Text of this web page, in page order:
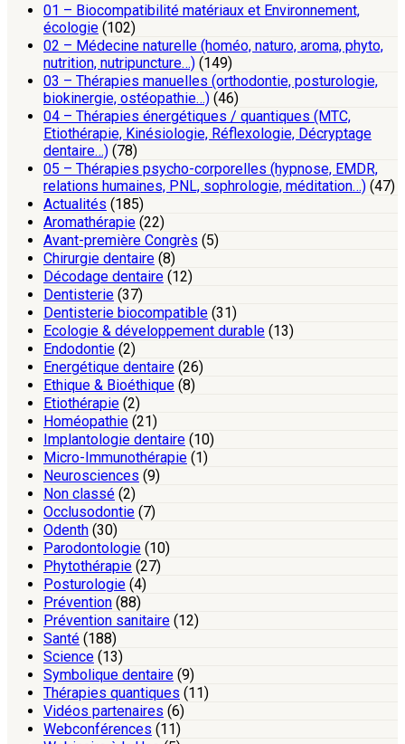
01 – Biocompatibilité matériaux et Environnement,
écologie (102)
02 – Médecine naturelle (homéo, naturo, aroma, phyto,
nutrition, nutripuncture…) (149)
03 – Thérapies manuelles (orthodontie, posturologie,
biokinergie, ostéopathie…) (46)
04 – Thérapies énergétiques / quantiques (MTC,
Etiothérapie, Kinésiologie, Réflexologie, Décryptage
dentaire…) (78)
05 – Thérapies psycho-corporelles (hypnose, EMDR,
relations humaines, PNL, sophrologie, méditation…) (47)
Actualités (185)
Aromathérapie (22)
Avant-première Congrès (5)
Chirurgie dentaire (8)
Décodage dentaire (12)
Dentisterie (37)
Dentisterie biocompatible (31)
Ecologie & développement durable (13)
Endodontie (2)
Energétique dentaire (26)
Ethique & Bioéthique (8)
Etiothérapie (2)
Homéopathie (21)
Implantologie dentaire (10)
Micro-Immunothérapie (1)
Neurosciences (9)
Non classé (2)
Occlusodontie (7)
Odenth (30)
Parodontologie (10)
Phytothérapie (27)
Posturologie (4)
Prévention (88)
Prévention sanitaire (12)
Santé (188)
Science (13)
Symbolique dentaire (9)
Thérapies quantiques (11)
Vidéos partenaires (6)
Webconférences (11)